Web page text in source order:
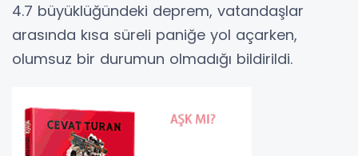
4.7 büyüklüğündeki deprem, vatandaşlar
arasında kısa süreli paniğe yol açarken,
olumsuz bir durumun olmadığı bildirildi.